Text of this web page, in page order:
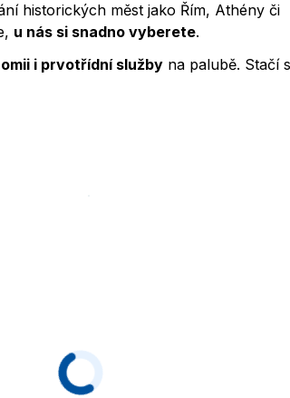
historických měst jako Řím, Athény či
u nás si snadno vyberete.
i prvotřídní služby na palubě. Stačí